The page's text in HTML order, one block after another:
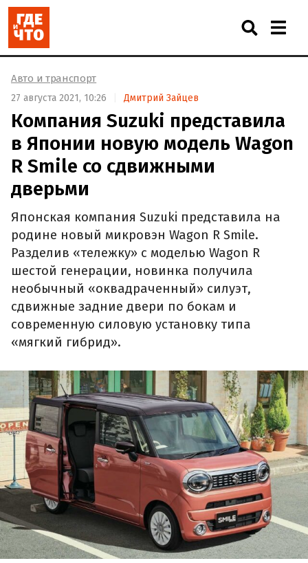
Авто и транспорт
27 августа 2021, 10:26 Дмитрий Зайцев
Компания Suzuki представила
в Японии новую модель Wagon
R Smile со сдвижными
дверьми
Японская компания Suzuki представила на
родине новый микровэн Wagon R Smile.
Разделив «тележку» с моделью Wagon R
шестой генерации, новинка получила
необычный «оквадраченный» силуэт,
сдвижные задние двери по бокам и
современную силовую установку типа
«мягкий гибрид».